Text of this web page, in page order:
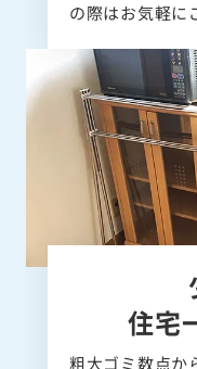
の際はお気軽に
住宅
粗大ゴミ数点か